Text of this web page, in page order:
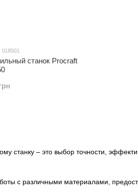
станку – это выбор точности,
с различными материалами,
018501
станок Procraft